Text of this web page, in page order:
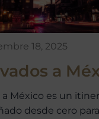
18, 2025
a
México es un
desde cero